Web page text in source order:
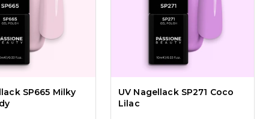
SP665 Milky
UV Nagellack SP271 Coco
Lilac